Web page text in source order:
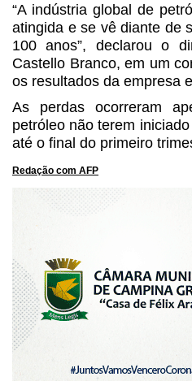
“A indústria global de
atingida e se vê diante de
100 anos”, declarou o
Castello Branco, em um
os resultados da empresa
As perdas ocorreram
petróleo não terem
até o final do primeiro
Redação com AFP